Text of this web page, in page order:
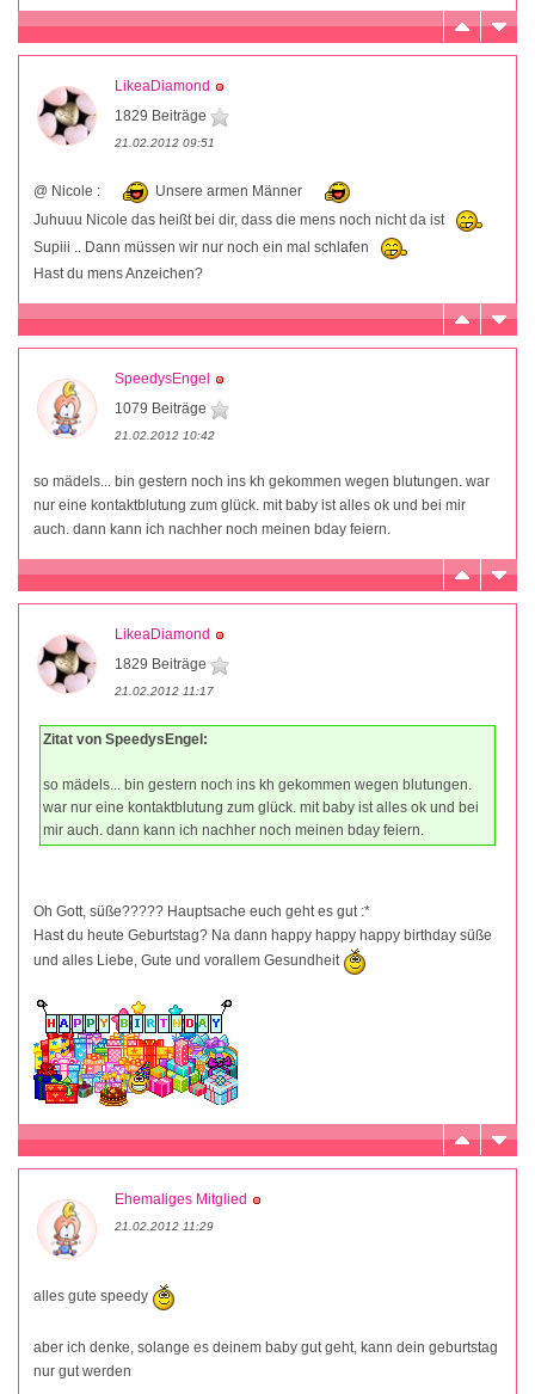
LikeaDiamond
1829 Beiträge
21.02.2012 09:51
@ Nicole :
Unsere armen Männer
Juhuuu Nicole das heißt bei dir, dass die mens noch nicht da ist
Supiii .. Dann müssen wir nur noch ein mal schlafen
Hast du mens Anzeichen?
SpeedysEngel
1079 Beiträge
21.02.2012 10:42
so mädels... bin gestern noch ins kh gekommen wegen blutungen. war
nur eine kontaktblutung zum glück. mit baby ist alles ok und bei mir
auch. dann kann ich nachher noch meinen bday feiern.
LikeaDiamond
1829 Beiträge
21.02.2012 11:17
Zitat von SpeedysEngel:
so mädels... bin gestern noch ins kh gekommen wegen blutungen.
war nur eine kontaktblutung zum glück. mit baby ist alles ok und bei
mir auch. dann kann ich nachher noch meinen bday feiern.
Oh Gott, süße????? Hauptsache euch geht es gut :*
Hast du heute Geburtstag? Na dann happy happy happy birthday süße
und alles Liebe, Gute und vorallem Gesundheit
Ehemaliges Mitglied
21.02.2012 11:29
alles gute speedy
aber ich denke, solange es deinem baby gut geht, kann dein geburtstag
nur gut werden